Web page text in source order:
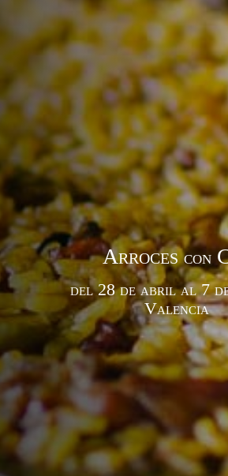
Arrocescon
del 28 de abril al 7
Valencia